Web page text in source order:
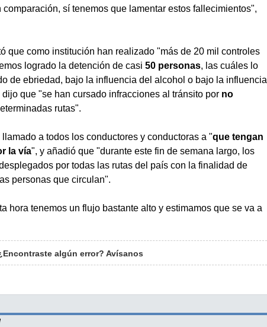
sí tenemos que lamentar estos fallecimientos",
que como institución han realizado "más de 20 mil controles
logrado la detención de casi 50 personas, las cuáles lo
de ebriedad, bajo la influencia del alcohol o bajo la influencia
que "se han cursado infracciones al tránsito por no
rutas".
a todos los conductores y conductoras a "que tengan
la vía", y añadió que "durante este fin de semana largo, los
por todas las rutas del país con la finalidad de
personas que circulan".
hora tenemos un flujo bastante alto y estimamos que se va a
algún error?Avísanos